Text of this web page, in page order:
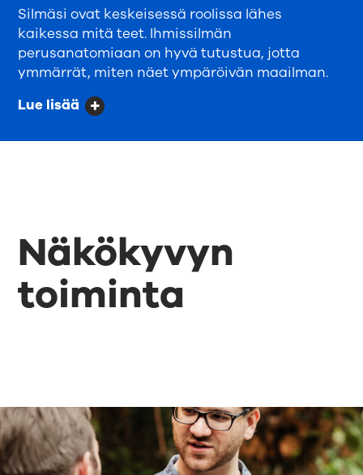
Silmäsi ovat keskeisessä roolissa lähes
kaikessa mitä teet. Ihmissilmän
perusanatomiaan on hyvä tutustua, jotta
ymmärrät, miten näet ympäröivän maailman.
Lue lisää
Näkökyvyn
toiminta